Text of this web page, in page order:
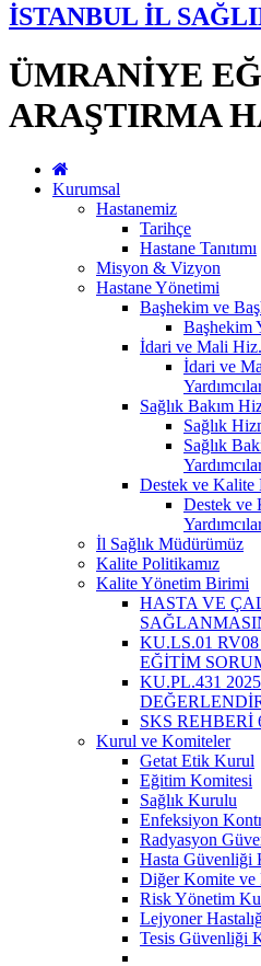
İSTANBUL İL
ÜMRANİYE
ARAŞTIRMA
Kurumsal
Hastanemiz
Tarihçe
Hastane Tanıtımı
Misyon & Vizyon
Hastane Yönetimi
Başhekim ve
Başhekim
İdari ve Mali
İdari ve
Sağlık Bakım
Sağlık
Sağlık
Destek ve
Destek ve
İl Sağlık Müdürümüz
Kalite Politikamız
Kalite Yönetim Birimi
HASTA VE
KU.LS.01
EĞİTİM
KU.PL.431
SKS REHBERİ
Kurul ve Komiteler
Getat Etik Kurul
Eğitim Komitesi
Sağlık Kurulu
Enfeksiyon
Radyasyon
Hasta Güvenliği
Diğer Komite ve
Risk Yönetim
Lejyoner
Tesis Güvenliği